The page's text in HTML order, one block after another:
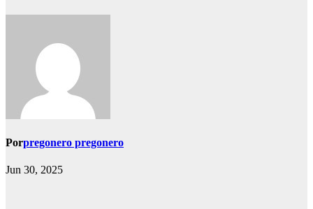
Porpregonero pregonero
Jun 30, 2025